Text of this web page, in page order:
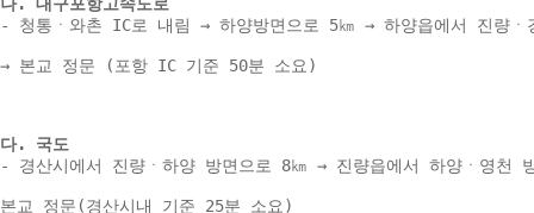
- 청통ㆍ와촌 IC로 내림 → 하양방면으로 5㎞ → 하양읍에서 진량
→ 본교 정문 (포항 IC 기준 50분 소요)
다. 국도
- 경산시에서 진량ㆍ하양 방면으로 8㎞ → 진량읍에서 하양ㆍ영
본교 정문(경산시내 기준 25분 소요)